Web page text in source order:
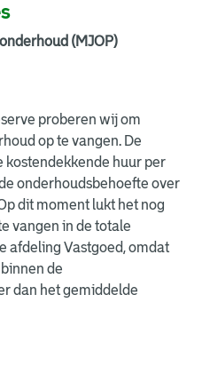
(MJOP)
proberen wij om
op te vangen. De
kostendekkende huur per
onderhoudsbehoefte over
dit moment lukt het nog
vangen in de totale
afdeling Vastgoed, omdat
de
dan het gemiddelde